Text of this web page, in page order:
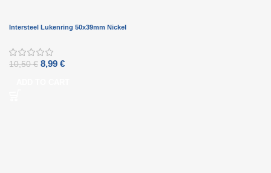
Intersteel Lukenring 50x39mm Nickel
10,50€ 8,99 €